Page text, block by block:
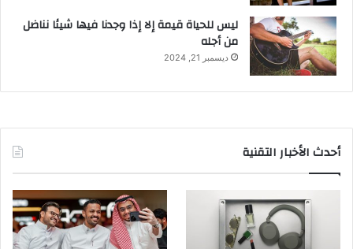
ليس للحياة قيمة إلا إذا وجدنا فيها شيئا نناضل
من أجله
ديسمبر 21, 2024
أحدث الأخبار التقنية